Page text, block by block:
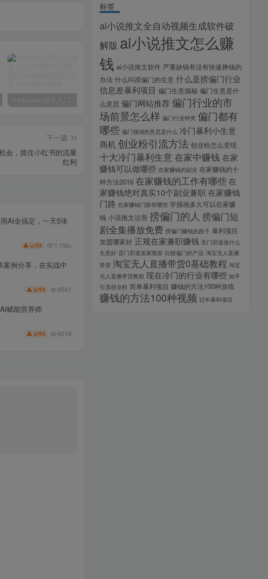
midjourney新手入门教程：人人都是AI艺术家，新手小白也能变身艺术大师 剪辑商单实战训练课，真实商单案例分享，在实战中练会剪辑 2025剪辑拍摄特效全能创作课，零基础到全能创作
下一篇
会，抓住小红书的流量
红利
AI全搞定，一天5张
云币3 1.1W+
案例分享，在实战中
云币3 9561
赋能营养师
云币3 9216
标签
ai小说推文全自动视频生成软件破
解版 ai小说推文怎么赚
钱 ai小说推文软件 严重缺钱有没有快速挣钱的
办法 什么叫捞偏门的生意 什么是捞偏门行业
信息差暴利项目 偏门生意揭秘 偏门生意是什
么意思 偏门网站推荐 偏门行业的市
场前景怎么样 偏门行业种类 偏门都有
哪些 偏门领域的意思是什么 冷门暴利小生意
商机创业粉引流方法 创业粉怎么变现
十大冷门暴利生意 在家中赚钱 在家
赚钱可以做哪些 在家赚钱的副业 在家赚钱的十
种方法2016 在家赚钱的工作有哪些在
家赚钱绝对真实10个副业兼职 在家赚钱
门路 在家赚钱门路有哪些 学插画多久可以在家赚
钱 小说推文运营 捞偏门的人 捞偏门短
剧全集播放免费 捞偏门赚钱的路子 暴利项目
加盟哪家好 正规在家兼职赚钱 歪门邪道做什么
生意好 歪门邪道发家致富 比较偏门的产品 淘宝无人直播
带货 淘宝无人直播带货0基础教程 淘宝
无人直播带货教程 现在冷门的行业有哪些 知乎
引流创业粉 简单暴利项目 赚钱的方法100种游戏
赚钱的方法100种视频 过年暴利项目